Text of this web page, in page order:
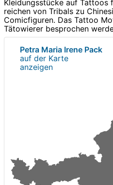
Kleidungsstücke auf Tattoos
reichen von Tribals zu
Comicfiguren. Das Tattoo
Tätowierer besprochen
Petra Maria Irene Pack
auf der Karte
anzeigen